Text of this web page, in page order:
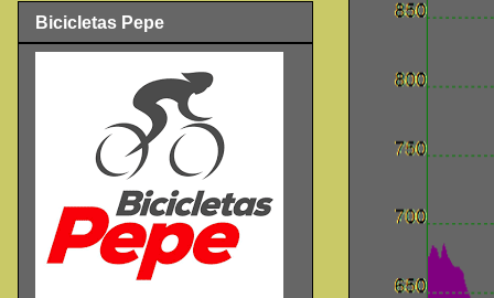
Bicicletas Pepe